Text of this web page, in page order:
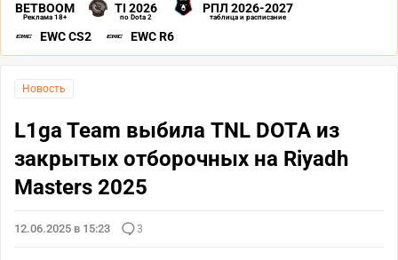
BETBOOM
Реклама 18+
TI 2026
по Dota 2
РПЛ 2026-2027
таблица и расписание
EWC CS2 EWC R6
Новость
L1ga Team выбила TNL DOTA из
закрытых отборочных на Riyadh
Masters 2025
12.06.2025 в 15:23 3